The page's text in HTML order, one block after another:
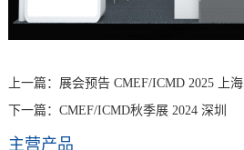
上一篇： 展会预告 CMEF/ICMD 2025 上海
下一篇： CMEF/ICMD秋季展 2024 深圳
主营产品